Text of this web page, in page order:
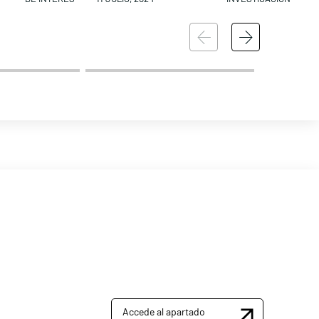
Accede al apartado